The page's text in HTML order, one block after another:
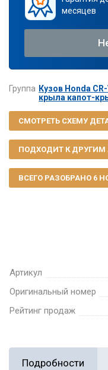
Артикул
Оригинальный номер
Рейтинг продаж
месяцев
Группа Кузов Honda
крыла капот-
СМОТРЕТЬ СХЕМУ
ПОДХОДИТ К ДРУГИМ
ВСЕГО РАЗОБРАНО 6
Подробности